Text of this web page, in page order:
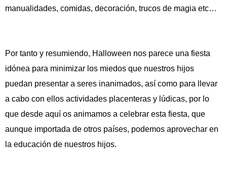
manualidades, comidas, decoración, trucos de magia etc…
Por tanto y resumiendo, Halloween nos parece una fiesta
idónea para minimizar los miedos que nuestros hijos
puedan presentar a seres inanimados, así como para llevar
a cabo con ellos actividades placenteras y lúdicas, por lo
que desde aquí os animamos a celebrar esta fiesta, que
aunque importada de otros países, podemos aprovechar en
la educación de nuestros hijos.